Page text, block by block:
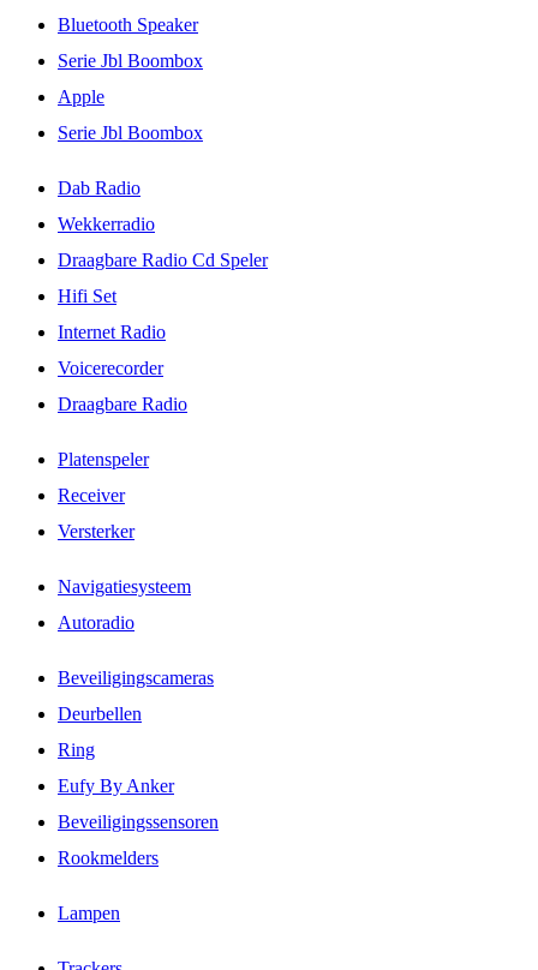
Bluetooth Speaker
Serie Jbl Boombox
Apple
Serie Jbl Boombox
Dab Radio
Wekkerradio
Draagbare Radio Cd Speler
Hifi Set
Internet Radio
Voicerecorder
Draagbare Radio
Platenspeler
Receiver
Versterker
Navigatiesysteem
Autoradio
Beveiligingscameras
Deurbellen
Ring
Eufy By Anker
Beveiligingssensoren
Rookmelders
Lampen